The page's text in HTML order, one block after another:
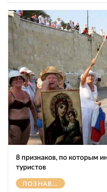
8 признаков, по которым
туристов
ПОЗНАВАТЕЛЬНОЕ